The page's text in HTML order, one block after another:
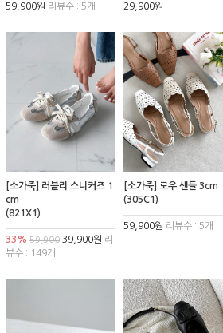
59,900원 리뷰수 : 5개 29,900원
[소가죽] 러블리 스니커즈 1
cm
(821X1)
33% 59,900 39,900원 리
뷰수 : 149개
[소가죽] 로우 샌들 3cm
(305C1)
59,900원 리뷰수 : 5개